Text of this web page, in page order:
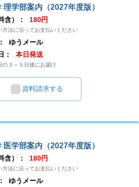
理学部案内（2027年度版）
含）： 180円
方法に沿ってお支払いください
ゆうメール
：
本日発送
の３～５日後にお届け
資料請求する
医学部案内（2027年度版）
含）： 180円
方法に沿ってお支払いください
ゆうメール